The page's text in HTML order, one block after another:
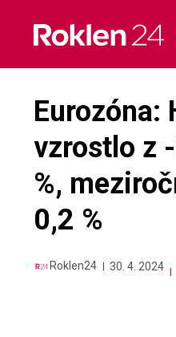
content
Eurozóna:
vzrostlo z
%,
0,2 %
Roklen24 30. 4. 2024